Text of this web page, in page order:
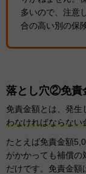
多いので、注意
合の高い別の保
落とし穴②免責
免責金額とは、発生
わなければならない
たとえば免責金額
がかかっても補償の
だけです。免責金額